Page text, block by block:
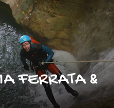
FERRATA &